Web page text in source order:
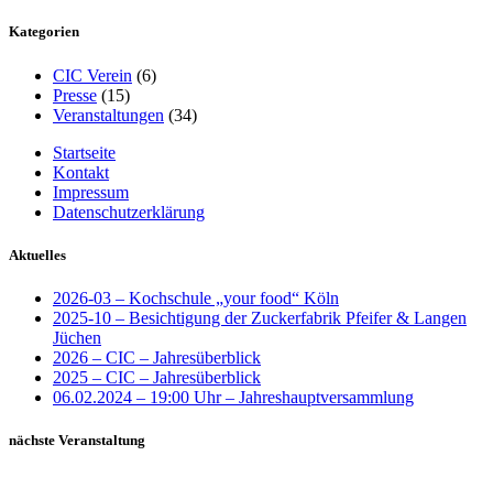
Kategorien
CIC Verein (6)
Presse (15)
Veranstaltungen (34)
Startseite
Kontakt
Impressum
Datenschutzerklärung
Aktuelles
2026-03 – Kochschule „your food“ Köln
2025-10 – Besichtigung der Zuckerfabrik Pfeifer & Langen
Jüchen
2026 – CIC – Jahresüberblick
2025 – CIC – Jahresüberblick
06.02.2024 – 19:00 Uhr – Jahreshauptversammlung
nächste Veranstaltung